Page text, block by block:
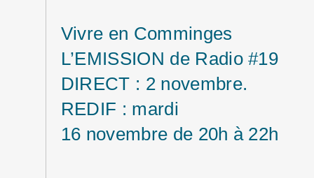
Vivre en Comminges
L’EMISSION de Radio #19
DIRECT : 2 novembre.
REDIF : mardi
16 novembre de 20h à 22h